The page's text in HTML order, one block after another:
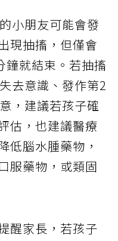
小朋友可能會發
現抽搐，但僅會
鐘就結束。若抽搐
去意識、發作第2
，建議若孩子確
估，也建議醫療
低腦水腫藥物，
服藥物，或類固
醒家長，若孩子